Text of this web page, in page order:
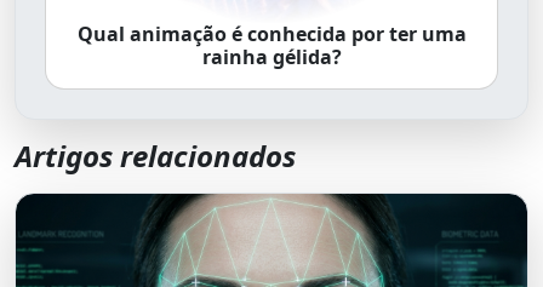
Qual animação é conhecida por ter uma
rainha gélida?
Artigos relacionados